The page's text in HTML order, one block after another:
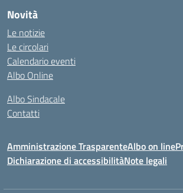
Novità
Le notizie
Le circolari
Calendario eventi
Albo Online
Albo Sindacale
Contatti
Amministrazione TrasparenteAlbo on line
Dichiarazione di accessibilitàNote legali